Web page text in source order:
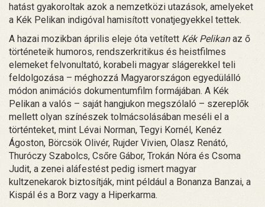
hatást gyakoroltak azok a nemzetközi utazások, amelyeket
a Kék Pelikan indigóval hamisított vonatjegyekkel tettek.
A hazai mozikban április eleje óta vetített Kék Pelikanaz ő
történeteik humoros, rendszerkritikus és heistfilmes
elemeket felvonultató, korabeli magyar slágerekkel teli
feldolgozása – méghozzá Magyarországon egyedülálló
módon animációs dokumentumfilm formájában. A Kék
Pelikan a valós – saját hangjukon megszólaló – szereplők
mellett olyan színészek tolmácsolásában meséli el a
történteket, mint Lévai Norman, Tegyi Kornél, Kenéz
Ágoston, Börcsök Olivér, Rujder Vivien, Olasz Renátó,
Thuróczy Szabolcs, Csőre Gábor, Trokán Nóra és Csoma
Judit, a zenei aláfestést pedig ismert magyar
kultzenekarok biztosítják, mint például a Bonanza Banzai, a
Kispál és a Borz vagy a Hiperkarma.